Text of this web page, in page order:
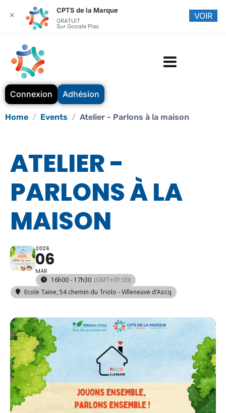
Connexion Adhésion
Home Events Atelier - Parlons à la maison
ATELIER -
PARLONS À LA
MAISON
2026
06
MAR
16h00 - 17h30 (GMT+01:00)
Ecole Taine, 54 chemin du Triolo - Villeneuve d'Ascq
✕
CPTS de la Marque
GRATUIT
Sur Google Play
VOIR